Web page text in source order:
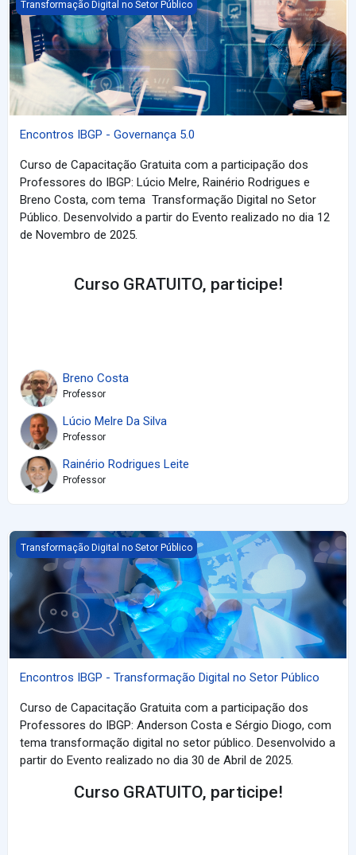
Transformação Digital no Setor Público
Encontros IBGP - Governança 5.0
Curso de Capacitação Gratuita com a participação dos
Professores do IBGP: Lúcio Melre, Rainério Rodrigues e
Breno Costa, com tema Transformação Digital no Setor
Público. Desenvolvido a partir do Evento realizado no dia 12
de Novembro de 2025.
Curso GRATUITO, participe!
Breno Costa
Professor
Lúcio Melre Da Silva
Professor
Rainério Rodrigues Leite
Professor
Encontros IBGP - Transformação Digital no Setor Público
Transformação Digital no Setor Público
Encontros IBGP - Transformação Digital no Setor Público
Curso de Capacitação Gratuita com a participação dos
Professores do IBGP: Anderson Costa e Sérgio Diogo, com
tema transformação digital no setor público. Desenvolvido a
partir do Evento realizado no dia 30 de Abril de 2025.
Curso GRATUITO, participe!